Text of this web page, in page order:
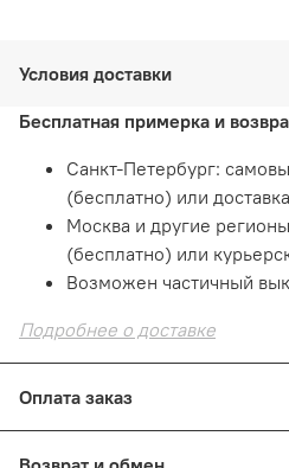
Условия доставки
Бесплатная примерка и
Санкт-Петербург:
(бесплатно) или
Москва и другие
(бесплатно) или
Возможен частичный
Подробнее о доставке
Оплата заказ